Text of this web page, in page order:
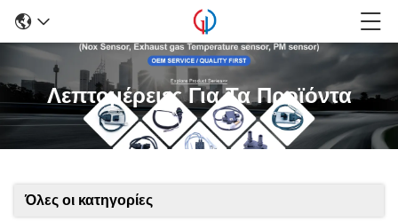
Λεπτομέρειες Για Τα Προϊόντα
Όλες οι κατηγορίες